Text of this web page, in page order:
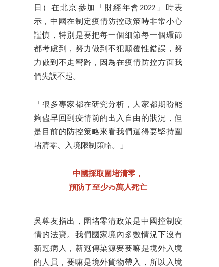
日）在北京參加「財經年會2022」時表
示，中國在制定疫情防控政策時非常小心
謹慎，特別是要把每一個細節每一個環節
都考慮到，努力做到不犯顛覆性錯誤，努
力做到不走彎路，因為在疫情防控方面我
們失誤不起。
「很多專家都在研究分析，大家都期盼能
夠儘早回到疫情前的出入自由的狀況，但
是目前的防控策略來看我們還得要堅持圍
堵清零、入境限制策略。」
中國採取圍堵清零，
預防了至少95萬人死亡
吳尊友指出，圍堵零清政策是中國控制疫
情的法寶。我們國家境內多數情況下沒有
新冠病人，新冠傳染源要要嘛是境外入境
的人員，要嘛是境外貨物帶入，所以入境